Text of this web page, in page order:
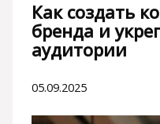
Как создать
бренда и
аудитории
05.09.2025